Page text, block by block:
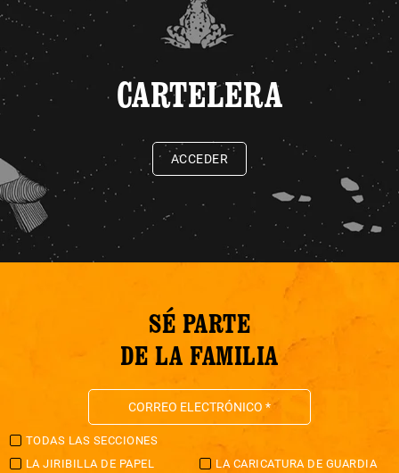
CARTELERA
ACCEDER
SÉ PARTE
DE LA FAMILIA
TODAS LAS SECCIONES
LA JIRIBILLA DE PAPEL
LA CARICATURA DE GUARDIA